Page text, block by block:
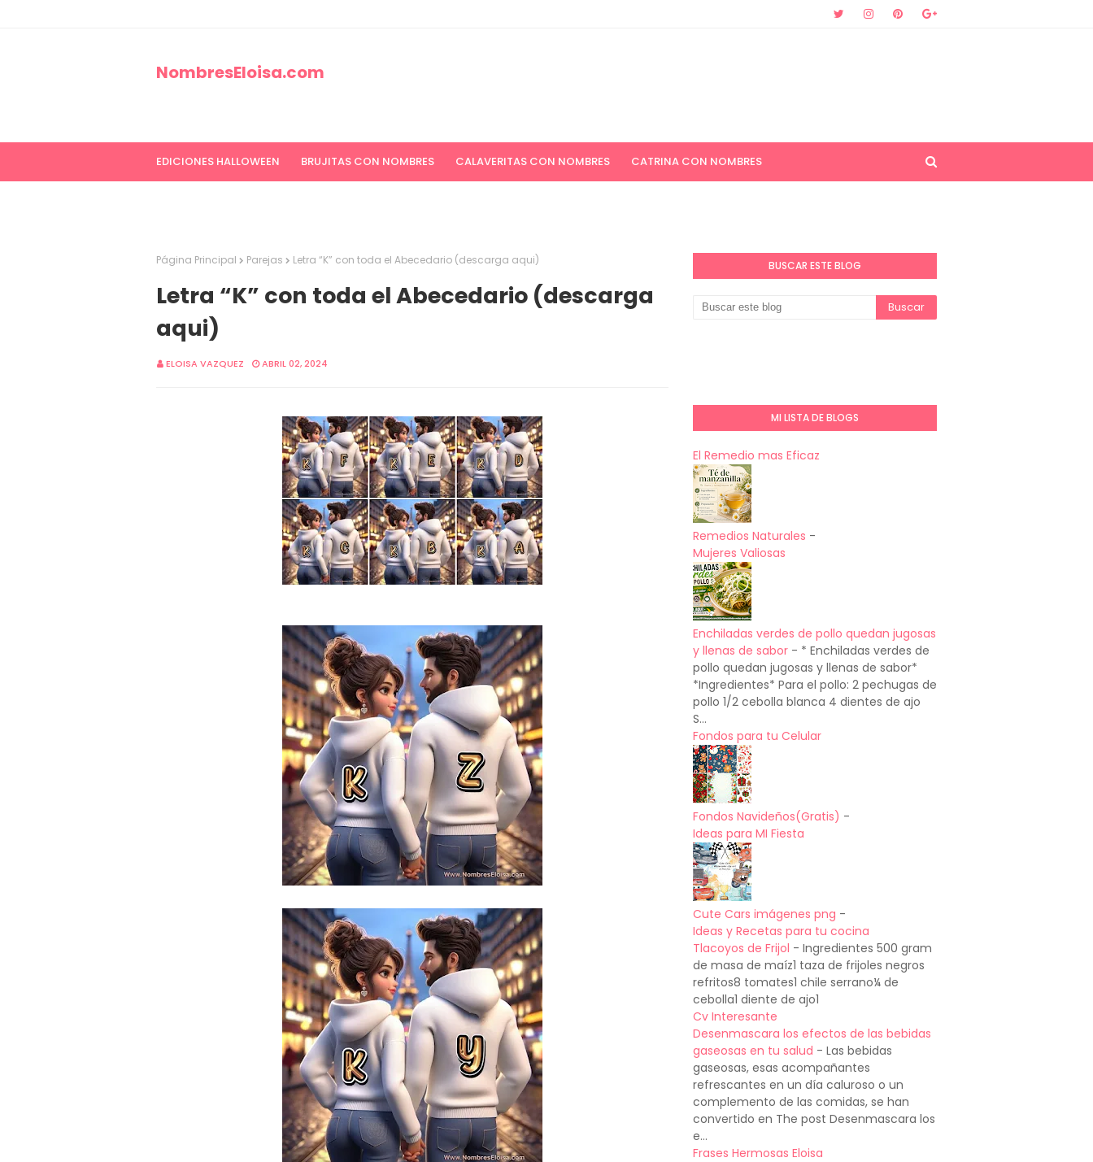
NombresEloisa.com
EDICIONES HALLOWEEN BRUJITAS CON NOMBRES CALAVERITAS CON NOMBRES CATRINA CON NOMBRES
Página Principal Parejas Letra “K” con toda el Abecedario (descarga aqui)
Letra “K” con toda el Abecedario (descarga
aqui)
ELOISA VAZQUEZ ABRIL 02, 2024
BUSCAR ESTE BLOG
MI LISTA DE BLOGS
El Remedio mas Eficaz
Remedios Naturales -
Mujeres Valiosas
Enchiladas verdes de pollo quedan jugosas
y llenas de sabor - * Enchiladas verdes de
pollo quedan jugosas y llenas de sabor*
*Ingredientes* Para el pollo: 2 pechugas de
pollo 1/2 cebolla blanca 4 dientes de ajo
S...
Fondos para tu Celular
Fondos Navideños(Gratis) -
Ideas para MI Fiesta
Cute Cars imágenes png -
Ideas y Recetas para tu cocina
Tlacoyos de Frijol - Ingredientes 500 gram
de masa de maíz1 taza de frijoles negros
refritos8 tomates1 chile serrano¼ de
cebolla1 diente de ajo1
Cv Interesante
Desenmascara los efectos de las bebidas
gaseosas en tu salud - Las bebidas
gaseosas, esas acompañantes
refrescantes en un día caluroso o un
complemento de las comidas, se han
convertido en The post Desenmascara los
e...
Frases Hermosas Eloisa